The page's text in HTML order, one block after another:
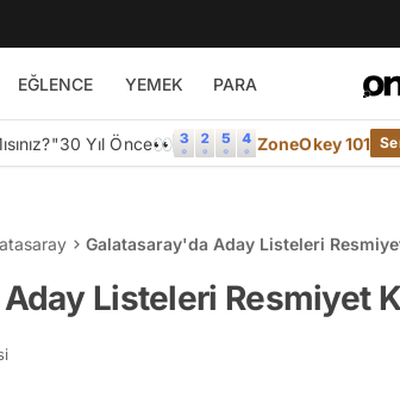
EĞLENCE YEMEK PARA
30 Yıl Önce👀 ZoneOkey 101
Galatasaray'da Aday Listeleri
Listeleri Resmiyet